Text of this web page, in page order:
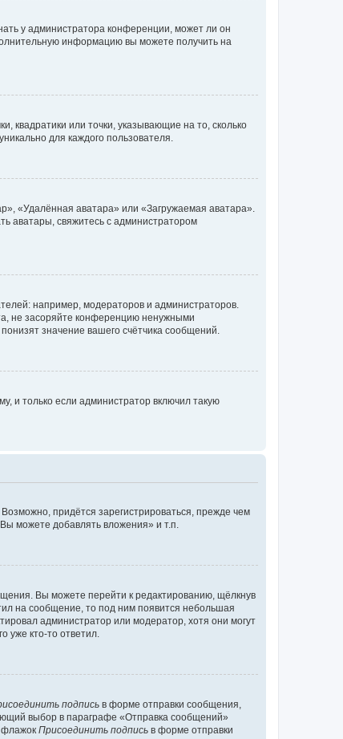
у администратора конференции, может ли он
информацию вы можете получить на
квадратики или точки, указывающие на то, сколько
для каждого пользователя.
«Удалённая аватара» или «Загружаемая аватара».
аватары, свяжитесь с администратором
например, модераторов и администраторов.
не засоряйте конференцию ненужными
значение вашего счётчика сообщений.
и только если администратор включил такую
придётся зарегистрироваться, прежде чем
можете добавлять вложения» и т.п.
Вы можете перейти к редактированию, щёлкнув
на сообщение, то под ним появится небольшая
администратор или модератор, хотя они могут
уже кто-то ответил.
подпись в форме отправки сообщения,
выбор в параграфе «Отправка сообщений»
флажок Присоединить подпись в форме отправки